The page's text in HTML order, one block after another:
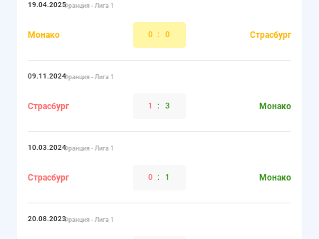
19.04.2025Франция - Лига 1
Монако 0 : 0 Страсбург
09.11.2024Франция - Лига 1
Страсбург 1 : 3 Монако
10.03.2024Франция - Лига 1
Страсбург 0 : 1 Монако
20.08.2023Франция - Лига 1